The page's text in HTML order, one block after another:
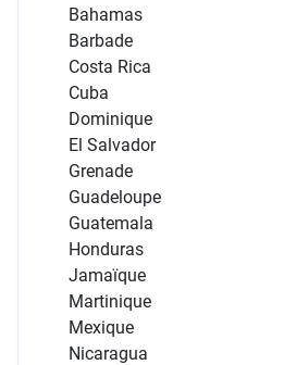
Bahamas
Barbade
Costa Rica
Cuba
Dominique
El Salvador
Grenade
Guadeloupe
Guatemala
Honduras
Jamaïque
Martinique
Mexique
Nicaragua